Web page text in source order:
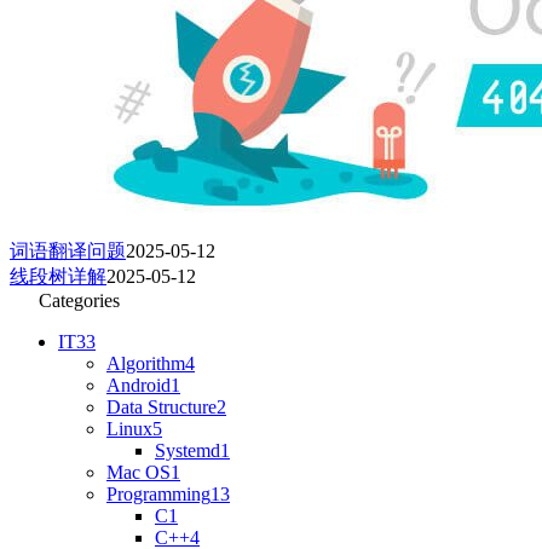
词语翻译问题2025-05-12
线段树详解2025-05-12
Categories
IT33
Algorithm4
Android1
Data Structure2
Linux5
Systemd1
Mac OS1
Programming13
C1
C++4